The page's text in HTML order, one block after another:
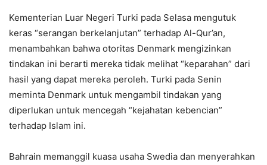
Kementerian Luar Negeri Turki pada Selasa mengutuk
keras “serangan berkelanjutan” terhadap Al-Qur’an,
menambahkan bahwa otoritas Denmark mengizinkan
tindakan ini berarti mereka tidak melihat “keparahan” dari
hasil yang dapat mereka peroleh. Turki pada Senin
meminta Denmark untuk mengambil tindakan yang
diperlukan untuk mencegah “kejahatan kebencian”
terhadap Islam ini.
Bahrain memanggil kuasa usaha Swedia dan menyerahkan